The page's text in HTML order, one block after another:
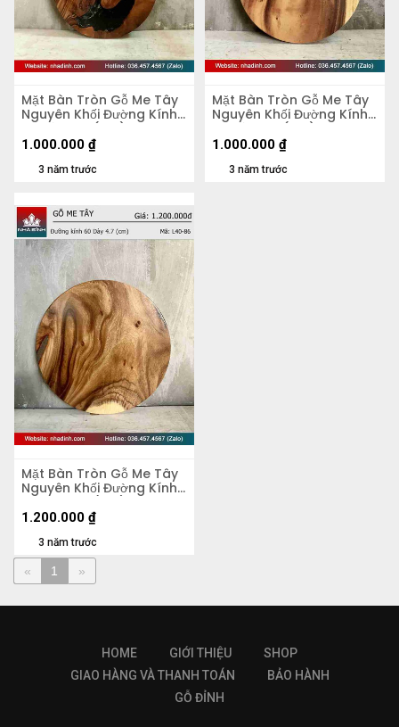
Mặt Bàn Tròn Gỗ Me Tây
Nguyên Khối Đường Kính
58 Dày 4,2 (cm)
3 năm trước
1.000.000 ₫
Mặt Bàn Tròn Gỗ Me Tây
Nguyên Khối Đường Kính
58 Dày 5,5 (cm)
3 năm trước
1.000.000 ₫
Mặt Bàn Tròn Gỗ Me Tây
Nguyên Khối Đường Kính
60 Dày 4.5 (cm)
3 năm trước
1.200.000 ₫
« 1 »
HOME GIỚI THIỆU
SHOP
GIAO HÀNG VÀ THANH TOÁN
BẢO HÀNH
GỖ ĐỈNH